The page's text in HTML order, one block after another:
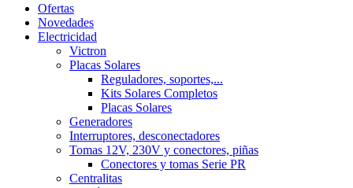
Ofertas
Novedades
Electricidad
Victron
Placas Solares
Reguladores, soportes,...
Kits Solares Completos
Placas Solares
Generadores
Interruptores, desconectadores
Tomas 12V, 230V y conectores, piñas
Conectores y tomas Serie PR
Centralitas